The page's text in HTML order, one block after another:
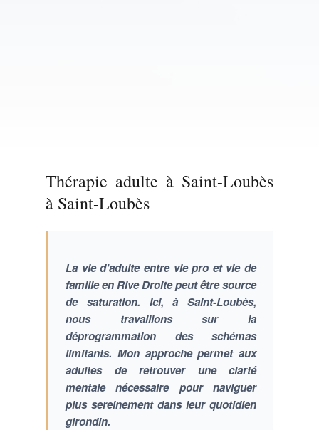
Thérapie adulte à Saint-Loubès
à Saint-Loubès
La vie d'adulte entre vie pro et vie de
famille en Rive Droite peut être source
de saturation. Ici, à Saint-Loubès,
nous travaillons sur la
déprogrammation des schémas
limitants. Mon approche permet aux
adultes de retrouver une clarté
mentale nécessaire pour naviguer
plus sereinement dans leur quotidien
girondin.